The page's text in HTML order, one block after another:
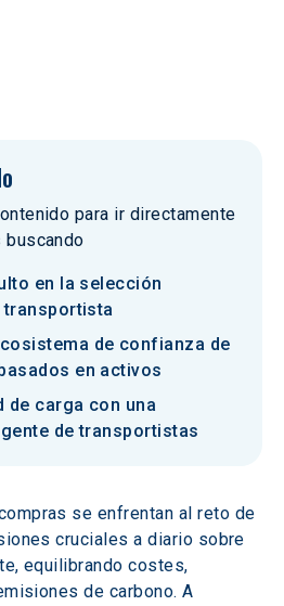
para ir directamente
buscando
en la selección
de confianza de
en activos
de carga con una
de transportistas
se enfrentan al reto de
cruciales a diario sobre
equilibrando costes,
de carbono. A